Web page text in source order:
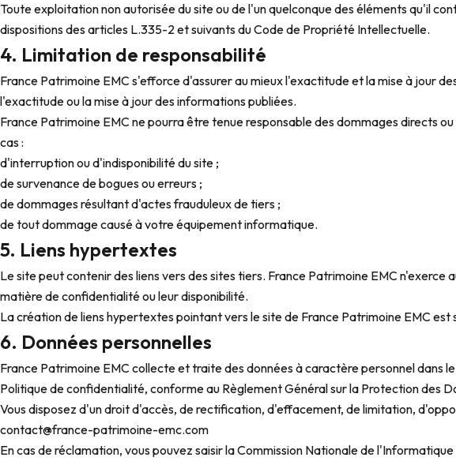
Toute exploitation non autorisée du site ou de l'un quelconque des éléments qu'il
dispositions des articles L.335-2 et suivants du Code de Propriété Intellectuelle.
4. Limitation de responsabilité
France Patrimoine EMC s'efforce d'assurer au mieux l'exactitude et la mise à jour
l'exactitude ou la mise à jour des informations publiées.
France Patrimoine EMC ne pourra être tenue responsable des dommages directs
cas :
d'interruption ou d'indisponibilité du site ;
de survenance de bogues ou erreurs ;
de dommages résultant d'actes frauduleux de tiers ;
de tout dommage causé à votre équipement informatique.
5. Liens hypertextes
Le site peut contenir des liens vers des sites tiers. France Patrimoine EMC
matière de confidentialité ou leur disponibilité.
La création de liens hypertextes pointant vers le site de France Patrimoine EMC
6. Données personnelles
France Patrimoine EMC collecte et traite des données à caractère personnel
Politique de confidentialité, conforme au Règlement Général sur la Protection des
Vous disposez d'un droit d'accès, de rectification, d'effacement, de limitation,
contact@france-patrimoine-emc.com
En cas de réclamation, vous pouvez saisir la Commission Nationale de